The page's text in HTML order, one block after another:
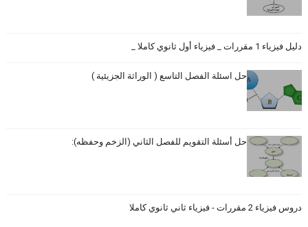
دليل فيزياء 1 مقررات _ فيزياء أول ثانوي كاملا _
حل اسئلة الفصل التاسع ( الوراثة الجزيئية )
حل أسئلة التقويم للفصل الثاني (الزخم وحفظه):
دروس فيزياء 2 مقررات - فيزياء ثاني ثانوي كاملا